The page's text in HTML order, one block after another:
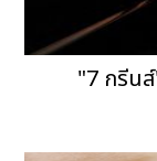
"7 กรีน